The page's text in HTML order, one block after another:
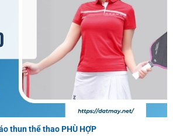
thun thể thao PHÙ HỢP